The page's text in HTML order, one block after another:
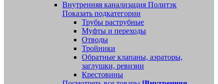
Внутренняя канализация Политэк
Показать подкатегории
Трубы раструбные
Муфты и переходы
Отводы
Тройники
Обратные клапаны, аэраторы,
заглушки, ревизии
Крестовины